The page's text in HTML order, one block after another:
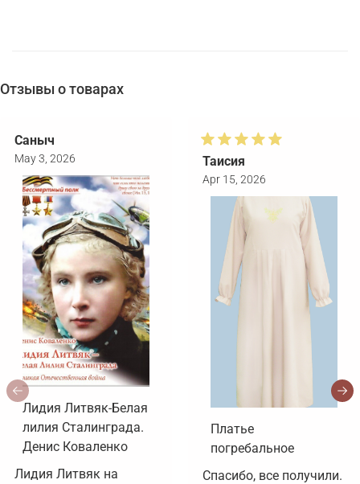
Отзывы о товарах
Саныч
May 3, 2026
Лидия Литвяк-Белая
лилия Сталинграда.
Денис Коваленко
Лидия Литвяк на
Таисия
Apr 15, 2026
Платье
погребальное
Спасибо, все получили.